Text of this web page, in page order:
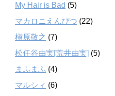
My Hair is Bad (5)
マカロニえんぴつ (22)
槇原敬之 (7)
松任谷由実[荒井由実] (5)
まふまふ (4)
マルシィ (6)